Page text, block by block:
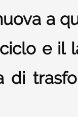
a
e il
di